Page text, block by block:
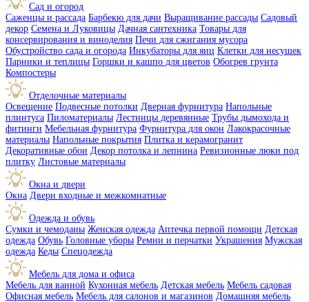
Сад и огород
Саженцы и рассада Барбекю для дачи Выращивание рассады Садовый
декор Семена и Луковицы Дачная сантехника Товары для
консервирования и виноделия Печи для сжигания мусора
Обустройство сада и огорода Инкубаторы для яиц Клетки для несушек
Парники и теплицы Горшки и кашпо для цветов Обогрев грунта
Компостеры
Отделочные материалы
Освещение Подвесные потолки Дверная фурнитура Напольные
плинтуса Пиломатериалы Лестницы деревянные Трубы дымохода и
фитинги Мебельная фурнитура Фурнитура для окон Лакокрасочные
материалы Напольные покрытия Плитка и керамогранит
Декоративные обои Декор потолка и лепнина Ревизионные люки под
плитку Листовые материалы
Окна и двери
Окна Двери входные и межкомнатные
Одежда и обувь
Сумки и чемоданы Женская одежда Аптечка первой помощи Детская
одежда Обувь Головные уборы Ремни и перчатки Украшения Мужская
одежда Кеды Спецодежда
Мебель для дома и офиса
Мебель для ванной Кухонная мебель Детская мебель Мебель садовая
Офисная мебель Мебель для салонов и магазинов Домашняя мебель